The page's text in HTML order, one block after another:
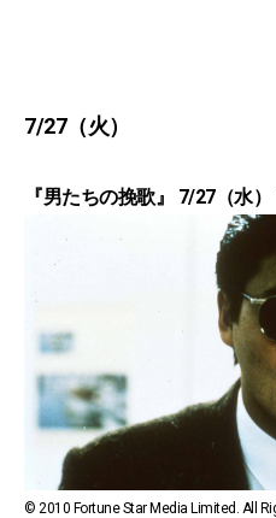
7/27（火）
『男たちの挽歌』 7/27（水
© 2010 Fortune Star Media Limited. All